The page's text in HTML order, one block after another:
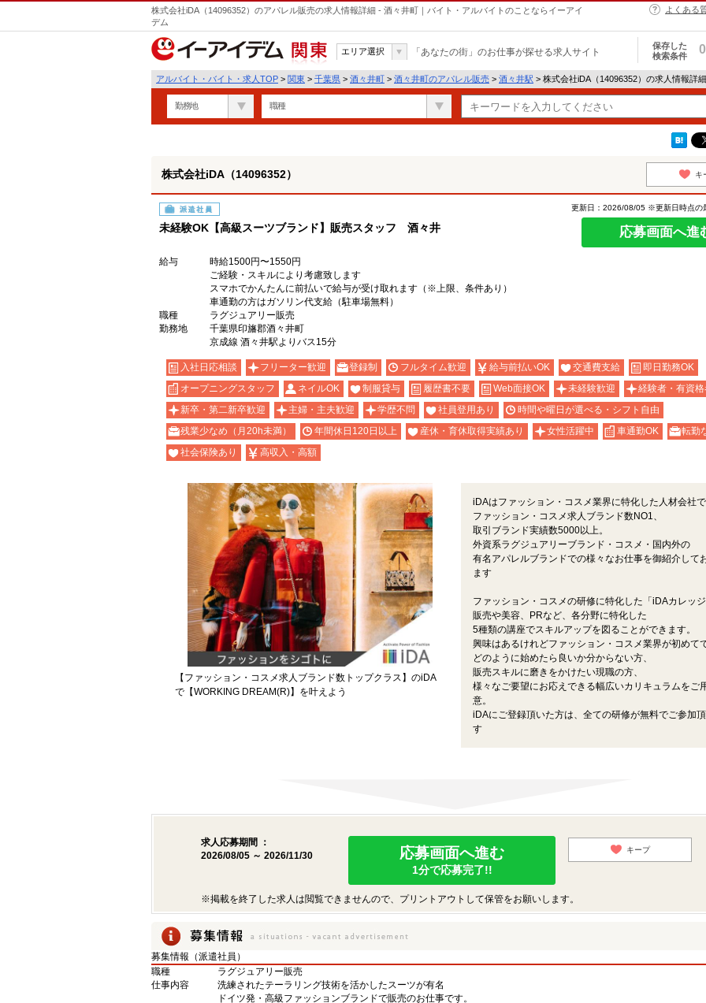
株式会社iDA（14096352）のアパレル販売の求人情報詳細 - 酒々井町｜バイト・アルバイトのことならイーアイ
デム
よくある
関東
エリア選択 「あなたの街」のお仕事が探せる求人サイト
保存した
検索条件
0
アルバイト・バイト・求人TOP > 関東 > 千葉県 > 酒々井町 > 酒々井町のアパレル販売 > 酒々井駅 > 株式会社iDA（14096352）の求人情報詳細
勤務地 職種
株式会社iDA（14096352） キ
派遣社員
未経験OK【高級スーツブランド】販売スタッフ 酒々井
更新日：2026/08/05 ※更新日時点の
応募画面へ進
給与
時給1500円〜1550円
ご経験・スキルにより考慮致します
スマホでかんたんに前払いで給与が受け取れます（※上限、条件あり）
車通勤の方はガソリン代支給（駐車場無料）
職種
ラグジュアリー販売
勤務地
千葉県印旛郡酒々井町
京成線 酒々井駅よりバス15分
入社日応相談 フリーター歓迎 登録制 フルタイム歓迎 給与前払いOK 交通費支給
即日勤務OK
オープニングスタッフ
ネイルOK 制服貸与 履歴書不要 Web面接OK 未経験歓迎
経験者・有資
新卒・第二新卒歓迎
主婦・主夫歓迎 学歴不問 社員登用あり
時間や曜日が選べる・シフト自由
残業少なめ（月20h未満）
年間休日120日以上 産休・育休取得実績あり 女性活躍中 車通勤OK
転勤
社会保険あり
高収入・高額
【ファッション・コスメ求人ブランド数トップクラス】のiDA
で【WORKING DREAM(R)】を叶えよう
iDAはファッション・コスメ業界に特化した人材会社
ファッション・コスメ求人ブランド数NO1、
取引ブランド実績数5000以上。
外資系ラグジュアリーブランド・コスメ・国内外の
有名アパレルブランドでの様々なお仕事を御紹介して
ます
ファッション・コスメの研修に特化した「iDAカレッ
販売や美容、PRなど、各分野に特化した
5種類の講座でスキルアップを図ることができます。
興味はあるけれどファッション・コスメ業界が初めて
どのように始めたら良いか分からない方、
販売スキルに磨きをかけたい現職の方、
様々なご要望にお応えできる幅広いカリキュラムをご
意。
iDAにご登録頂いた方は、全ての研修が無料でご参加
す
求人応募期間 ：
2026/08/05 ～ 2026/11/30
応募画面へ進む
1分で応募完了!!
キープ
※掲載を終了した求人は閲覧できませんので、プリントアウトして保管をお願いします。
募集情報（派遣社員）
職種
ラグジュアリー販売
仕事内容
洗練されたテーラリング技術を活かしたスーツが有名
ドイツ発・高級ファッションブランドで販売のお仕事です。